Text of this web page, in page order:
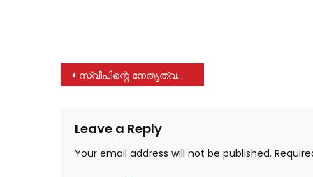
Post
സ്വീപിന്റെ നേതൃത്വത്തിൽ ചങ്ങനാശേരി മുനിസിപ്പൽ പാർക്കിൽ ബോധവൽക്കരണപരിപാടി സംഘടിപ്പിച്ചു
Leave a Reply
Your email address will not be published.